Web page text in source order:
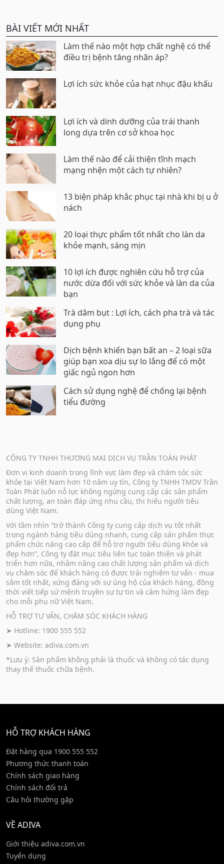
BÀI VIẾT MỚI NHẤT
Làm thế nào một hợp chất nghệ có thể
điều trị bệnh tăng nhãn áp?
Lợi ích sức khỏe của hạt nhục đậu khấu
Lợi ích và dinh dưỡng của trái thanh
long dựa trên cơ sở khoa học
Làm thế nào để cải thiện tĩnh mạch
mạng nhện một cách tự nhiên?
13 biện pháp khắc phục tại nhà khi bị u ở
nách
20 loại thực phẩm tốt nhất cho làn da
khỏe mạnh, sáng mịn
10 lợi ích được nghiên cứu hỗ trợ của
nước dừa đối với sức khỏe và làn da của
bạn
Trà dâm bụt : Lợi ích, cách pha trà và tác
dụng phụ
Dịch bệnh khiến bạn bất an – 2 loại sữa
giúp bạn xoa dịu sự lo lắng để có một
giấc ngủ ngon hơn
Cách sử dụng nghệ để chống lại bệnh
tiểu đường
CÔNG TY TNHH THƯƠNG MẠI DỊCH VỤ TRẦN TOÀN PHÁT
Đơn vị kinh doanh trong lĩnh vực làm đẹp và chăm sóc sức
khỏe tại Việt Nam hơn 10 năm uy tín, Công ty TNHH TMDV Trần
Toàn Phát luôn nỗ lực không ngừng cung cấp các sản phẩm
chất lượng, an toàn đáp ứng nhu cầu, thị hiếu người tiêu
dùng Việt Nam.
Với tầm nhìn “trở thành Công ty cung cấp dịch vụ tốt nhất
trong ngành hàng tiêu dùng nhanh, cung cấp sản phẩm thực
phẩm chức năng cao cấp để hỗ trợ người tiêu dùng khỏe và
đẹp hơn”, Công ty đặt mục tiêu liên tục toàn thiện và phát
triển hơn nữa, nhằm nâng cao chất lượng sản phẩm và dịch
vụ chăm sóc để khách hàng có được trải nghiệm tư vấn - mua
sắm tốt nhất, xứng đáng với sự ủng hộ của khách hàng, đồng
thời viết tiếp sứ mệnh truyền sự tự tin và cảm hứng làm đẹp
cho mỗi phụ nữ Việt Nam.
HỖ TRỢ TƯ VẤN, CHĂM SÓC KHÁCH HÀNG
➤ Hotline: 1900 555 552
➤ Website: adiva.com.vn
*Lưu ý: Sản phẩm không phải là thuốc và không có tác dụng
thay thế thuốc chữa bệnh.
HỖ TRỢ KHÁCH HÀNG
Đặt hàng qua 1900 555 552
Phương thức thanh toán
Chính sách giao hàng
Chính sách đổi trả
Câu hỏi thường gặp
VỀ ADIVA
Giới thiệu adiva.com.vn
Tuyển dụng